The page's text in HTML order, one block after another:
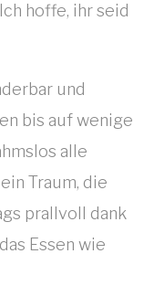
hoffe, ihr seid
und
bis auf wenige
alle
Traum, die
prallvoll dank
Essen wie